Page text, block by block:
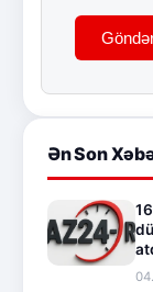
Ən Son